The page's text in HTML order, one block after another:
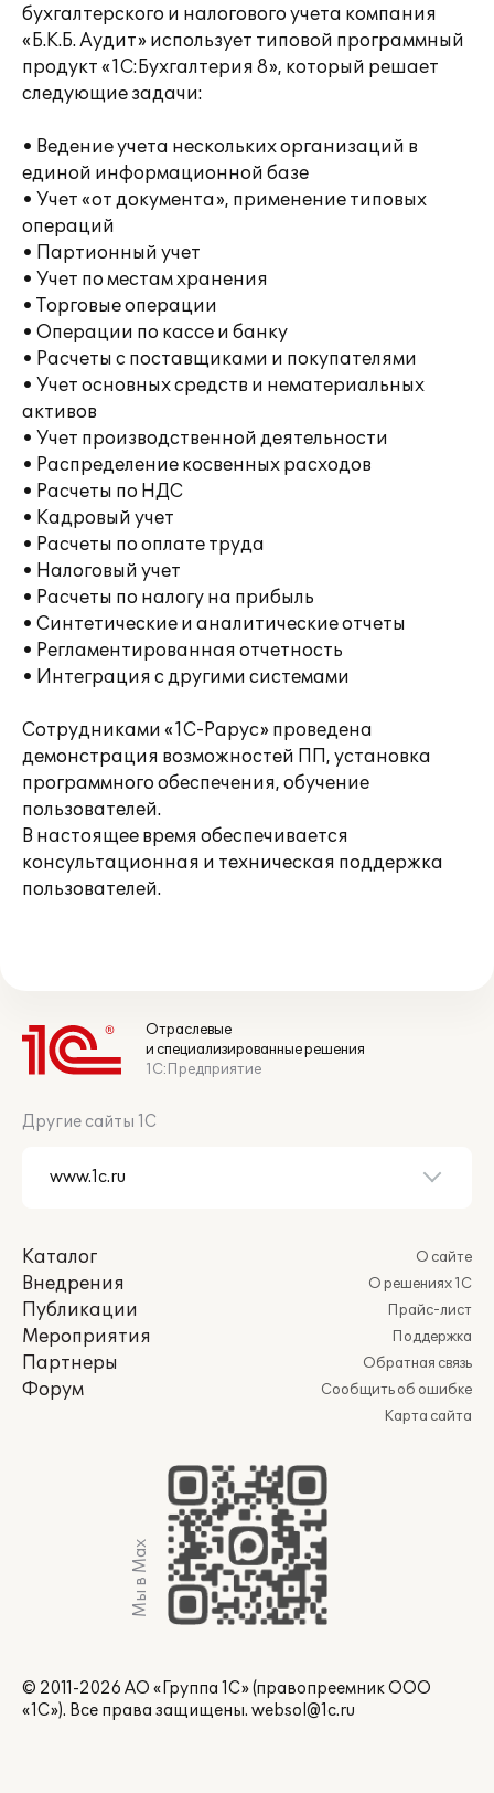
бухгалтерского и налогового учета компания
«Б.К.Б. Аудит» использует типовой программный
продукт «1С:Бухгалтерия 8», который решает
следующие задачи:
• Ведение учета нескольких организаций в
единой информационной базе
• Учет «от документа», применение типовых
операций
• Партионный учет
• Учет по местам хранения
• Торговые операции
• Операции по кассе и банку
• Расчеты с поставщиками и покупателями
• Учет основных средств и нематериальных
активов
• Учет производственной деятельности
• Распределение косвенных расходов
• Расчеты по НДС
• Кадровый учет
• Расчеты по оплате труда
• Налоговый учет
• Расчеты по налогу на прибыль
• Синтетические и аналитические отчеты
• Регламентированная отчетность
• Интеграция с другими системами
Сотрудниками «1С-Рарус» проведена
демонстрация возможностей ПП, установка
программного обеспечения, обучение
пользователей.
В настоящее время обеспечивается
консультационная и техническая поддержка
пользователей.
Отраслевые
и специализированные решения
1С:Предприятие
Другие сайты 1С
Каталог
Внедрения
Публикации
Мероприятия
Партнеры
Форум
О сайте
О решениях 1С
Прайс-лист
Поддержка
Обратная связь
Сообщить об ошибке
Карта сайта
Мы в Max
© 2011-2026 АО «Группа 1С» (правопреемник ООО
«1С»). Все права защищены. websol@1c.ru